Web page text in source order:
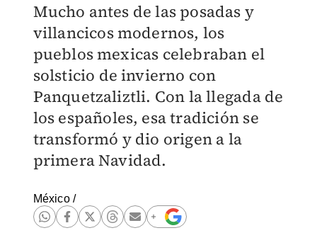
Mucho antes de las posadas y
villancicos modernos, los
pueblos mexicas celebraban el
solsticio de invierno con
Panquetzaliztli. Con la llegada de
los españoles, esa tradición se
transformó y dio origen a la
primera Navidad.
México/